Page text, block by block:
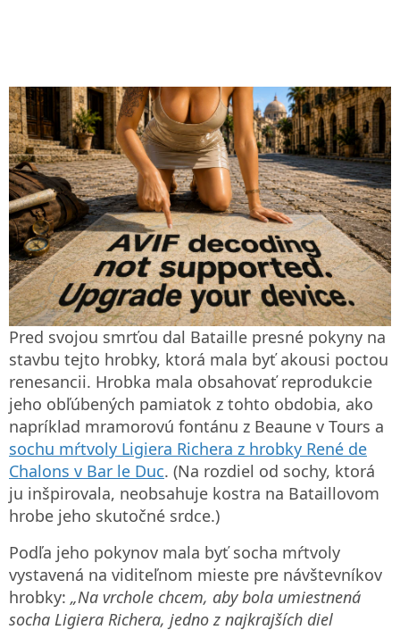
Pred svojou smrťou dal Bataille presné pokyny na
stavbu tejto hrobky, ktorá mala byť akousi poctou
renesancii. Hrobka mala obsahovať reprodukcie
jeho obľúbených pamiatok z tohto obdobia, ako
napríklad mramorovú fontánu z Beaune v Tours a
sochu mŕtvoly Ligiera Richera z hrobky René de
Chalons v Bar le Duc. (Na rozdiel od sochy, ktorá
ju inšpirovala, neobsahuje kostra na Bataillovom
hrobe jeho skutočné srdce.)
Podľa jeho pokynov mala byť socha mŕtvoly
vystavená na viditeľnom mieste pre návštevníkov
hrobky: „Na vrchole chcem, aby bola umiestnená
socha Ligiera Richera, jedno z najkrajších diel